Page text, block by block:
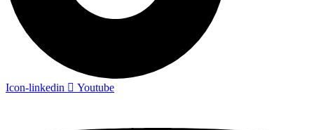
Icon-linkedin Youtube